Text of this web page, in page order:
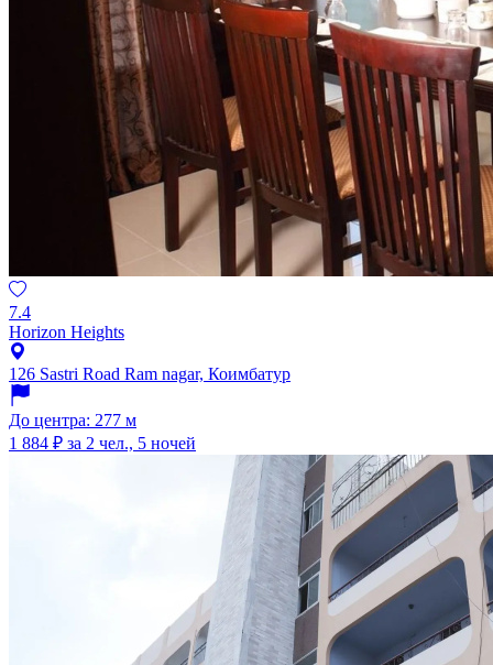
7.4
Horizon Heights
126 Sastri Road Ram nagar, Коимбатур
До центра: 277 м
1 884 ₽ за 2 чел., 5 ночей